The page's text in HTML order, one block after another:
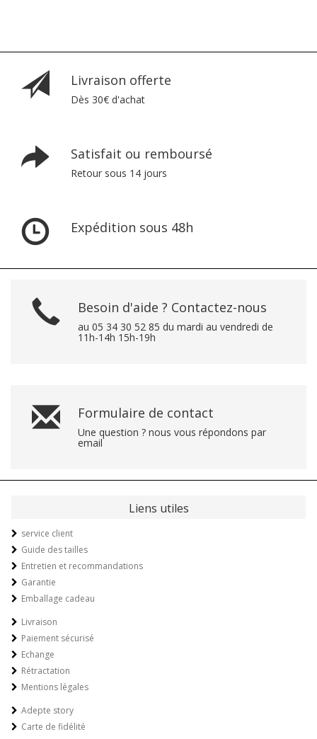
Livraison offerte
Dès 30€ d'achat
Satisfait ou remboursé
Retour sous 14 jours
Expédition sous 48h
Besoin d'aide ? Contactez-nous
au 05 34 30 52 85 du mardi au vendredi de
11h-14h 15h-19h
Formulaire de contact
Une question ? nous vous répondons par
email
Liens utiles
service client
Guide des tailles
Entretien et recommandations
Garantie
Emballage cadeau
Livraison
Paiement sécurisé
Echange
Rétractation
Mentions légales
Adepte story
Carte de fidélité